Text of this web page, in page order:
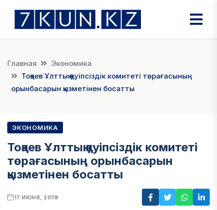
Главная
Экономика
Тоқаев Ұлттық қауіпсіздік комитеті төрағасының
орынбасарын қызметінен босатты
ЭКОНОМИКА
Тоқаев Ұлттық қауіпсіздік комитеті
төрағасының орынбасарын
қызметінен босатты
17 ИЮНЯ, 2019